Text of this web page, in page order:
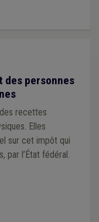
des personnes
recettes
Elles
sur cet impôt qui
par l’État fédéral.